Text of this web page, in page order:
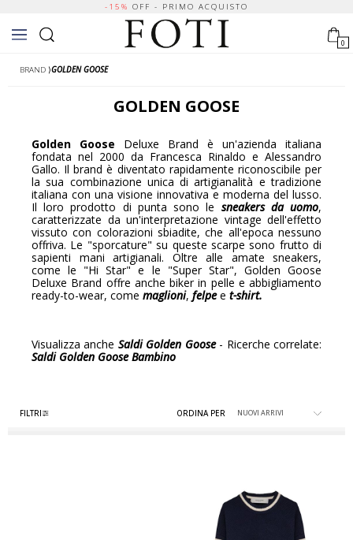
-15% OFF - PRIMO ACQUISTO
0
BRAND ⟩GOLDEN GOOSE
GOLDEN GOOSE
Golden Goose Deluxe Brand è un'azienda italiana
fondata nel 2000 da Francesca Rinaldo e Alessandro
Gallo. Il brand è diventato rapidamente riconoscibile per
la sua combinazione unica di artigianalità e tradizione
italiana con una visione innovativa e moderna del lusso.
Il loro prodotto di punta sono le sneakers da uomo,
caratterizzate da un'interpretazione vintage dell'effetto
vissuto con colorazioni sbiadite, che all'epoca nessuno
offriva. Le "sporcature" su queste scarpe sono frutto di
sapienti mani artigianali. Oltre alle amate sneakers,
come le "Hi Star" e le "Super Star", Golden Goose
Deluxe Brand offre anche biker in pelle e abbigliamento
ready-to-wear, come maglioni, felpee t-shirt.
Visualizza anche Saldi Golden Goose- Ricerche correlate:
Saldi Golden Goose Bambino
FILTRI ORDINA PER